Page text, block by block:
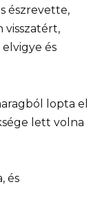
észrevette,
visszatért,
és
lopta el
lett volna
és